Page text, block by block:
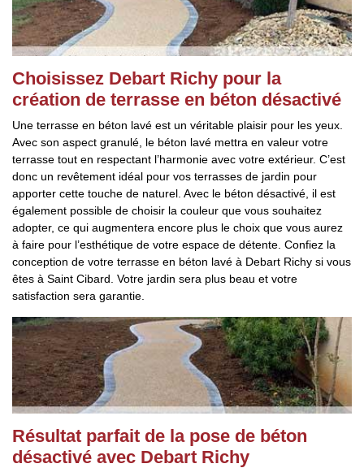
Choisissez Debart Richy pour la
création de terrasse en béton désactivé
Une terrasse en béton lavé est un véritable plaisir pour les yeux.
Avec son aspect granulé, le béton lavé mettra en valeur votre
terrasse tout en respectant l’harmonie avec votre extérieur. C’est
donc un revêtement idéal pour vos terrasses de jardin pour
apporter cette touche de naturel. Avec le béton désactivé, il est
également possible de choisir la couleur que vous souhaitez
adopter, ce qui augmentera encore plus le choix que vous aurez
à faire pour l’esthétique de votre espace de détente. Confiez la
conception de votre terrasse en béton lavé à Debart Richy si vous
êtes à Saint Cibard. Votre jardin sera plus beau et votre
satisfaction sera garantie.
Résultat parfait de la pose de béton
désactivé avec Debart Richy